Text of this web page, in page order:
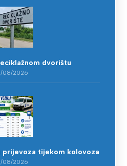
dvorištu
08/2026
prijevoza tijekom kolovoza
08/2026